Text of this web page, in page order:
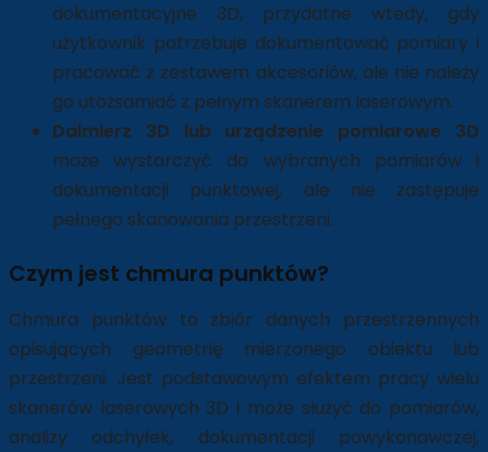
dokumentacyjne 3D, przydatne wtedy, gdy
użytkownik potrzebuje dokumentować pomiary i
pracować z zestawem akcesoriów, ale nie należy
go utożsamiać z pełnym skanerem laserowym.
Dalmierz 3D lub urządzenie pomiarowe 3D
może wystarczyć do wybranych pomiarów i
dokumentacji punktowej, ale nie zastępuje
pełnego skanowania przestrzeni.
Czym jest chmura punktów?
Chmura punktów to zbiór danych przestrzennych
opisujących geometrię mierzonego obiektu lub
przestrzeni. Jest podstawowym efektem pracy wielu
skanerów laserowych 3D i może służyć do pomiarów,
analizy odchyłek, dokumentacji powykonawczej,